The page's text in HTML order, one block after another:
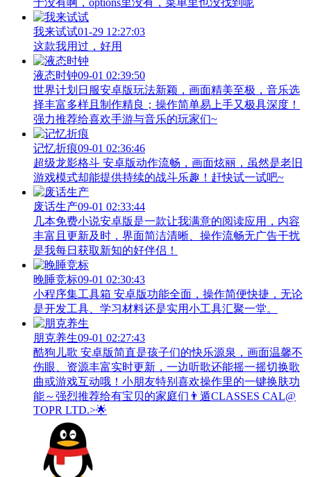
我来试试01-29 12:27:03
这款我用过，好用
液态时钟09-01 02:39:50
世界计划日服安卓版玩法新颖，画面精美至极，音乐选
择丰富多样且制作精良；操作简单易上手又极具深度！
强力推荐给喜欢手游与音乐的玩家们~
记忆折痕09-01 02:36:46
超级龙影格斗 安卓版动作流畅，画面炫丽，虽然是老旧
游戏模式却能提供持续的战斗乐趣！赶快试一试吧~
废话生产09-01 02:33:44
几本免费小说安卓版是一款让我满意的阅读应用，内容
丰富且更新及时，界面简洁清晰、操作流畅无广告干扰
是我每日获取新知的好伴侣！
晚睡竞标09-01 02:30:43
小程序集工具箱 安卓版功能全面，操作简便快捷，无论
是开发工具、学习材料还是实用小工具汇聚一堂。
朋克养生09-01 02:27:43
酷狗儿歌 安卓版简直是孩子们的快乐源泉，画面温馨不
伤眼、资源丰富实时更新，一边听歌还能摇一摇切换歌
曲或游戏互动哦！小朋友特别喜欢操作里的一键换肤功
能～强烈推荐给有宝贝的家庭们👨‍遁️CLASSES CAL@
TOPR LTD.>🌟